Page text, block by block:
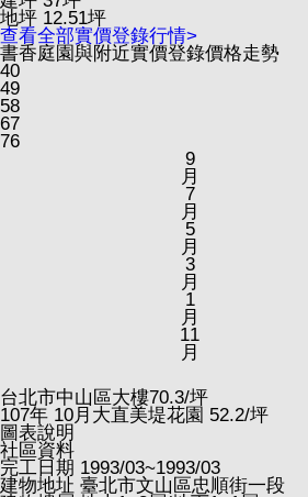
地坪 12.51坪
查看全部實價登錄行情>
書香庭園與附近實價登錄價格走勢
40
49
58
67
76
9
月
7
月
5
月
3
月
1
月
11
月
台北市中山區大樓70.3/坪
107年 10月大直美堤花園 52.2/坪
圖表說明
社區資料
完工日期 1993/03~1993/03
建物地址 臺北市文山區忠順街一段